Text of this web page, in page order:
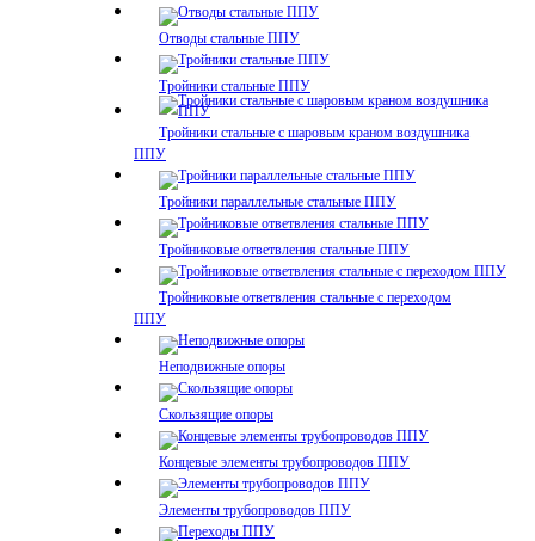
Отводы стальные ППУ
Тройники стальные ППУ
Тройники стальные с шаровым краном воздушника
ППУ
Тройники параллельные стальные ППУ
Тройниковые ответвления стальные ППУ
Тройниковые ответвления стальные с переходом
ППУ
Неподвижные опоры
Скользящие опоры
Концевые элементы трубопроводов ППУ
Элементы трубопроводов ППУ